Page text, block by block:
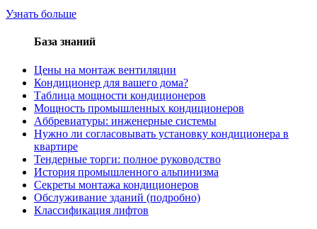
Узнать больше
База знаний
Цены на монтаж вентиляции
Кондиционер для вашего дома?
Таблица мощности кондиционеров
Мощность промышленных кондиционеров
Aббревиатуры: инженерные системы
Нужно ли согласовывать установку кондиционера в
квартире
Тендерные торги: полное руководство
История промышленного альпинизма
Секреты монтажа кондиционеров
Обслуживание зданий (подробно)
Классификация лифтов